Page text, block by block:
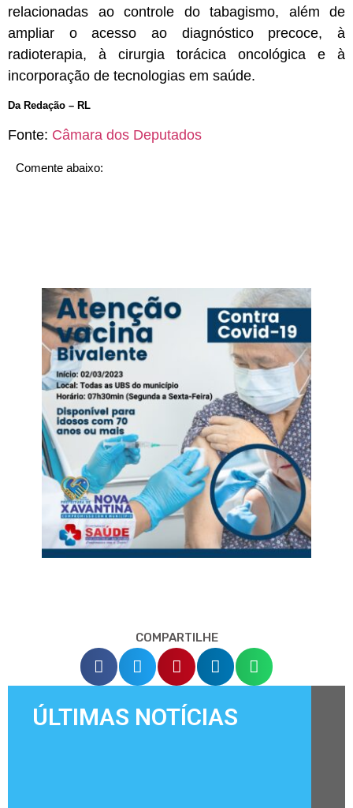
relacionadas ao controle do tabagismo, além de
ampliar o acesso ao diagnóstico precoce, à
radioterapia, à cirurgia torácica oncológica e à
incorporação de tecnologias em saúde.
Da Redação – RL
Fonte: Câmara dos Deputados
Comente abaixo:
COMPARTILHE
ÚLTIMAS NOTÍCIAS